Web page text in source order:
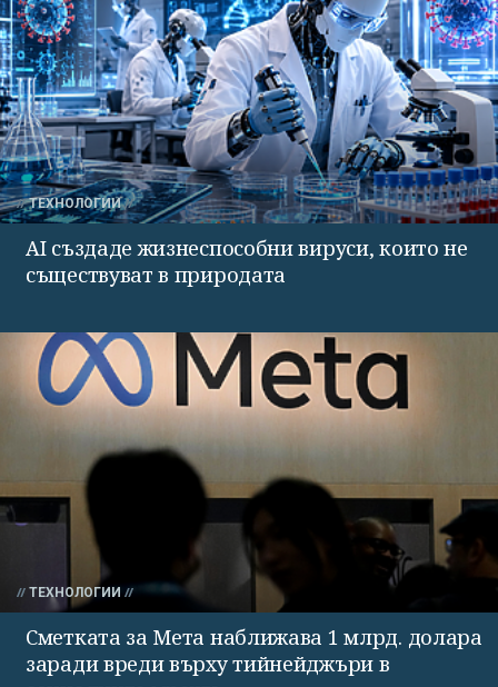
ТЕХНОЛОГИИ
AI създаде жизнеспособни вируси, които не
съществуват в природата
ТЕХНОЛОГИИ
Сметката за Мета наближава 1 млрд. долара
заради вреди върху тийнейджъри в